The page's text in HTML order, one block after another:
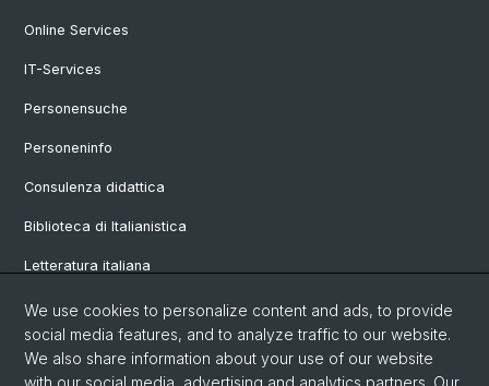
Online Services
IT-Services
Personensuche
Personeninfo
Consulenza didattica
Biblioteca di Italianistica
Letteratura italiana
Linguistica italiana
Vetrina
We use cookies to personalize content and ads, to provide
social media features, and to analyze traffic to our website.
We also share information about your use of our website
with our social media, advertising and analytics partners. Our